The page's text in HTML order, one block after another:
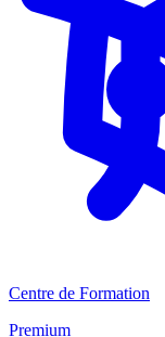
Centre de Formation
Premium